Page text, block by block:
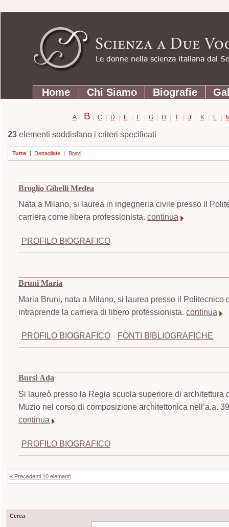
contenuti.
Strumenti
personali
SezioniHome Chi Siamo Biografie
A | B | C | D | E | F | G | H | I | J | K | L |
23elementi soddisfano i criteri specificati
Tutte | Dettagliate | Brevi
Broglio Gibelli Medea
Nata a Milano, si laurea in ingegneria civile presso il
carriera come libera professionista.continua
PROFILO BIOGRAFICO
Bruni Maria
Maria Bruni, nata a Milano, si laurea presso il
intraprende la carriera di libero professionista.continua
PROFILO BIOGRAFICO FONTI BIBLIOGRAFICHE
Bursi Ada
Si laureò presso la Regia scuola superiore di
Muzio nel corso di composizione architettonica nell’a.a.
continua
PROFILO BIOGRAFICO
« Precedenti 10 elementi
Cerca